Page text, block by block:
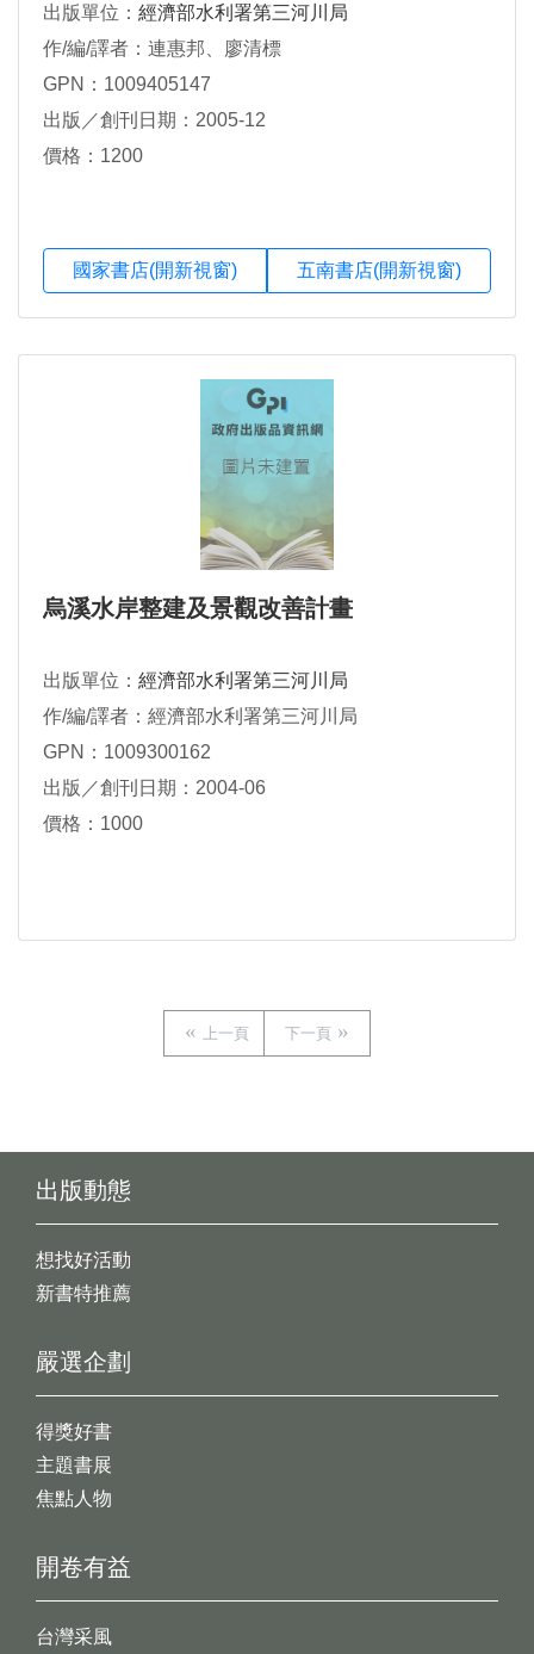
出版單位： 經濟部水利署第三河川局
作/編/譯者：連惠邦、廖清標
GPN：1009405147
出版／創刊日期：2005-12
價格：1200
國家書店(開新視窗) 五南書店(開新視窗)
烏溪水岸整建及景觀改善計畫
出版單位： 經濟部水利署第三河川局
作/編/譯者：經濟部水利署第三河川局
GPN：1009300162
出版／創刊日期：2004-06
價格：1000
上一頁 下一頁
出版動態
想找好活動
新書特推薦
開卷有益
台灣采風
嚴選企劃
得獎好書
主題書展
焦點人物